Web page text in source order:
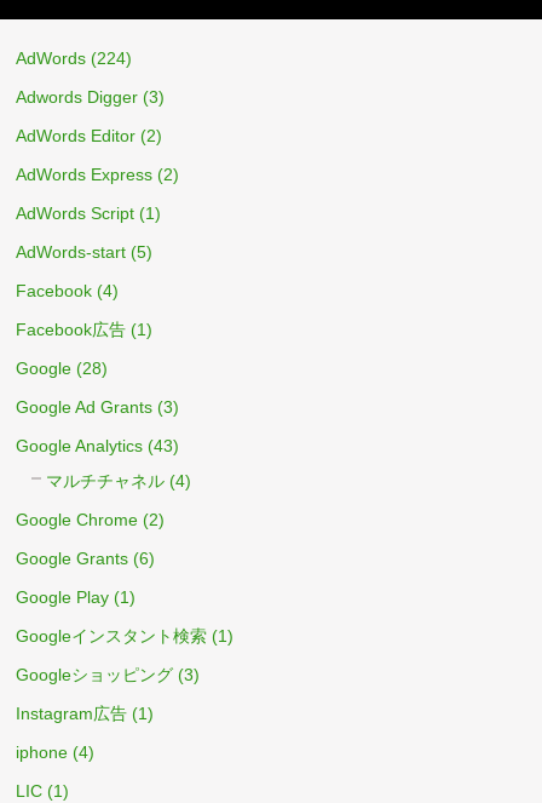
AdWords (224)
Adwords Digger (3)
AdWords Editor (2)
AdWords Express (2)
AdWords Script (1)
AdWords-start (5)
Facebook (4)
Facebook広告 (1)
Google (28)
Google Ad Grants (3)
Google Analytics (43)
マルチチャネル (4)
Google Chrome (2)
Google Grants (6)
Google Play (1)
Googleインスタント検索 (1)
Googleショッピング (3)
Instagram広告 (1)
iphone (4)
LIC (1)